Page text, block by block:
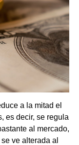
a la mitad el
es decir, se regula
al mercado,
ve alterada al